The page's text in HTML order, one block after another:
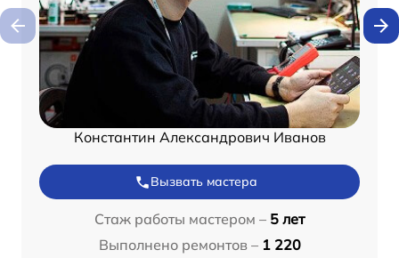
Константин Александрович Иванов
Вызвать мастера
Стаж работы мастером – 5 лет
Выполнено ремонтов – 1 220